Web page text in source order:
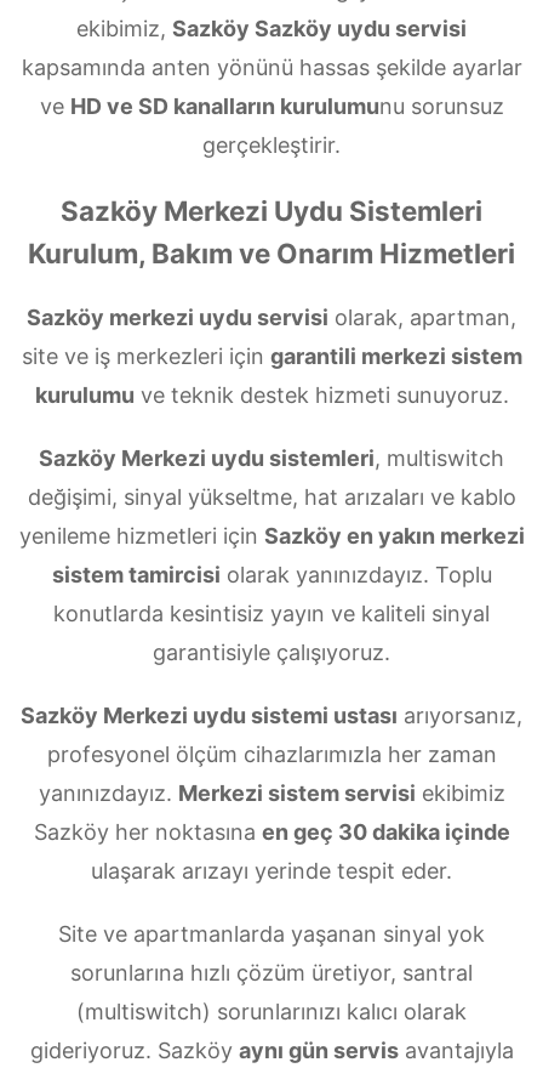
ekibimiz, Sazköy Sazköy uydu servisi
kapsamında anten yönünü hassas şekilde ayarlar
ve HD ve SD kanalların kurulumunu sorunsuz
gerçekleştirir.
Sazköy Merkezi Uydu Sistemleri
Kurulum, Bakım ve Onarım Hizmetleri
Sazköy merkezi uydu servisi olarak, apartman,
site ve iş merkezleri için garantili merkezi sistem
kurulumu ve teknik destek hizmeti sunuyoruz.
Sazköy Merkezi uydu sistemleri, multiswitch
değişimi, sinyal yükseltme, hat arızaları ve kablo
yenileme hizmetleri için Sazköy en yakın merkezi
sistem tamircisi olarak yanınızdayız. Toplu
konutlarda kesintisiz yayın ve kaliteli sinyal
garantisiyle çalışıyoruz.
Sazköy Merkezi uydu sistemi ustası arıyorsanız,
profesyonel ölçüm cihazlarımızla her zaman
yanınızdayız. Merkezi sistem servisi ekibimiz
Sazköy her noktasına en geç 30 dakika içinde
ulaşarak arızayı yerinde tespit eder.
Site ve apartmanlarda yaşanan sinyal yok
sorunlarına hızlı çözüm üretiyor, santral
(multiswitch) sorunlarınızı kalıcı olarak
gideriyoruz. Sazköy aynı gün servisavantajıyla